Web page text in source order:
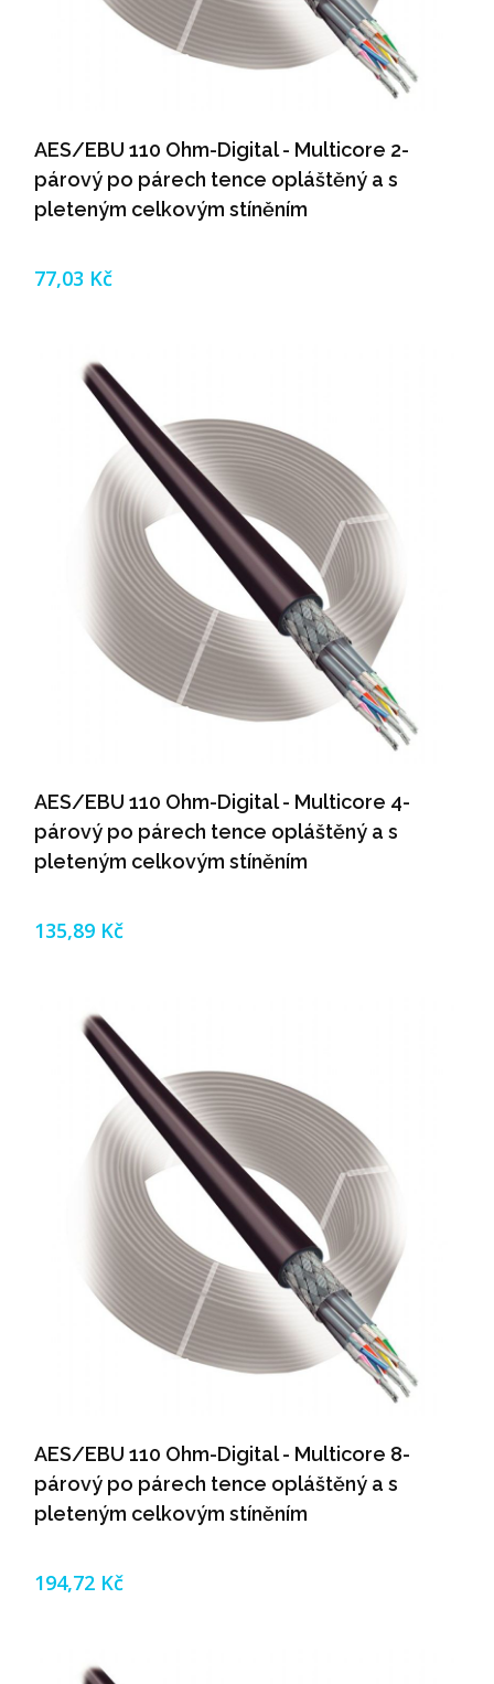
AES/EBU 110 Ohm-Digital - Multicore 2-
párový po párech tence opláštěný a s
pleteným celkovým stíněním
77,03 Kč
AES/EBU 110 Ohm-Digital - Multicore 4-
párový po párech tence opláštěný a s
pleteným celkovým stíněním
135,89 Kč
AES/EBU 110 Ohm-Digital - Multicore 8-
párový po párech tence opláštěný a s
pleteným celkovým stíněním
194,72 Kč